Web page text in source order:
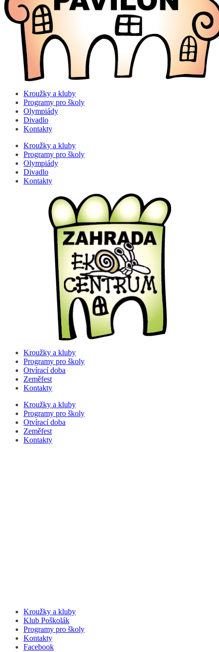
Kroužky a kluby
Programy pro školy
Olympiády
Divadlo
Kontakty
Kroužky a kluby
Programy pro školy
Olympiády
Divadlo
Kontakty
Kroužky a kluby
Programy pro školy
Otvírací doba
Zeměfest
Kontakty
Kroužky a kluby
Programy pro školy
Otvírací doba
Zeměfest
Kontakty
Kroužky a kluby
Klub Poškolák
Programy pro školy
Kontakty
Facebook